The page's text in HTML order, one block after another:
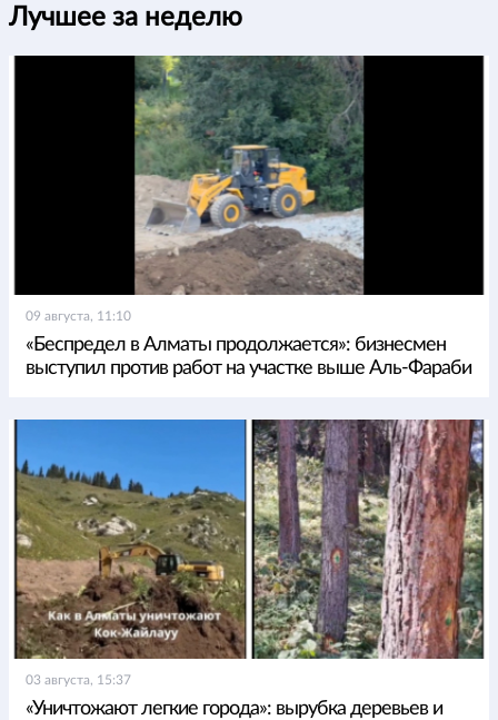
Лучшее за неделю
09 августа, 11:10
«Беспредел в Алматы продолжается»: бизнесмен
выступил против работ на участке выше Аль-Фараби
03 августа, 15:37
«Уничтожают легкие города»: вырубка деревьев и